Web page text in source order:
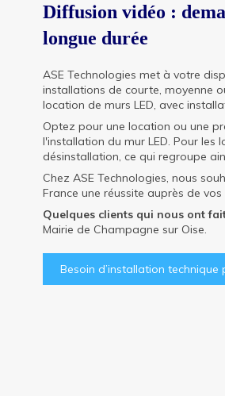
Diffusion vidéo :
longue durée
ASE Technologies met à votre
installations de courte, moyenne
location de murs LED, avec
Optez pour une location ou une
l'installation du mur LED. Pour les
désinstallation, ce qui regroupe
Chez ASE Technologies, nous
France une réussite auprès de vos
Quelques clients qui nous ont
Mairie de Champagne sur Oise.
Besoin d’installation